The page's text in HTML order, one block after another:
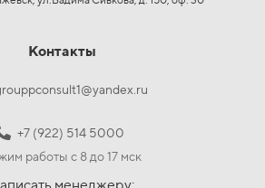
Контакты
+7 (922) 514 5000
работы с 8 до 17 мск